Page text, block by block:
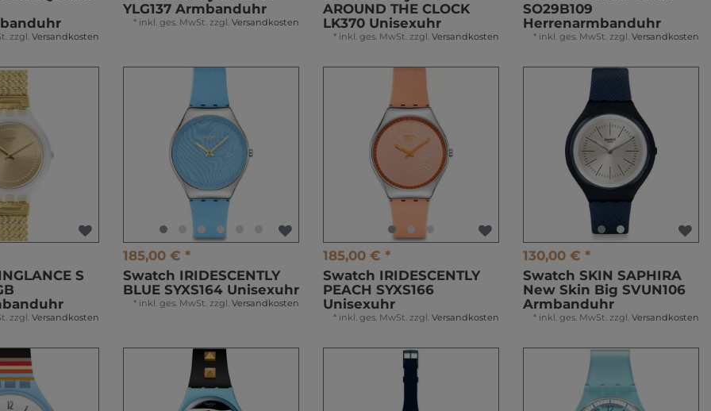
zzgl. Versandkosten
YLG137 Armbanduhr
* inkl. ges. MwSt. zzgl. Versandkosten
AROUND THE CLOCK
LK370 Unisexuhr
* inkl. ges. MwSt. zzgl. Versandkosten
SO29B109
Herrenarmbanduhr
* inkl. ges. MwSt. zzgl. Versandkosten
S
zzgl. Versandkosten
185,00 € *
Swatch IRIDESCENTLY
BLUE SYXS164 Unisexuhr
* inkl. ges. MwSt. zzgl. Versandkosten
185,00 € *
Swatch IRIDESCENTLY
PEACH SYXS166
Unisexuhr
* inkl. ges. MwSt. zzgl. Versandkosten
130,00 € *
Swatch SKIN SAPHIRA
New Skin Big SVUN106
Armbanduhr
* inkl. ges. MwSt. zzgl. Versandkosten